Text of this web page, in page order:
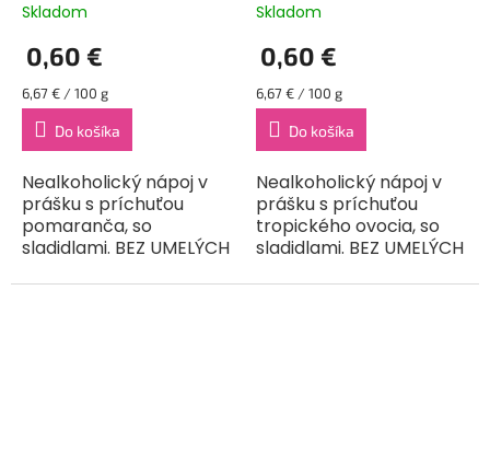
Skladom
0,60 €
Jednotková
cena:
6,67 € / 100 g
Do košíka
Nealkoholický nápoj v
prášku s príchuťou
pomaranča, so
sladidlami. BEZ UMELÝCH
je originálna a široko
Skladom
0,60 €
Jednotková
cena:
6,67 € / 100 g
Do košíka
Nealkoholický nápoj v
prášku s príchuťou
tropického ovocia, so
sladidlami. BEZ UMELÝCH
je originálna a široko